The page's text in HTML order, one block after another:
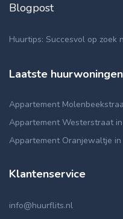
Blogpost
Huurtips: Succesvol op
Laatste huurwoningen
Appartement
Appartement Westerstraat
Appartement Oranjewaltje
Klantenservice
info@huurflits.nl